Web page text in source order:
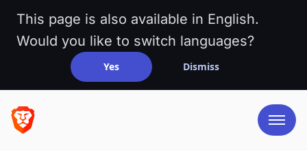
This page is also available in English.
Would you like to switch languages?
Yes Dismiss